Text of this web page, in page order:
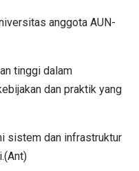
anggota AUN-
tinggi dalam
dan praktik yang
sistem dan infrastruktur